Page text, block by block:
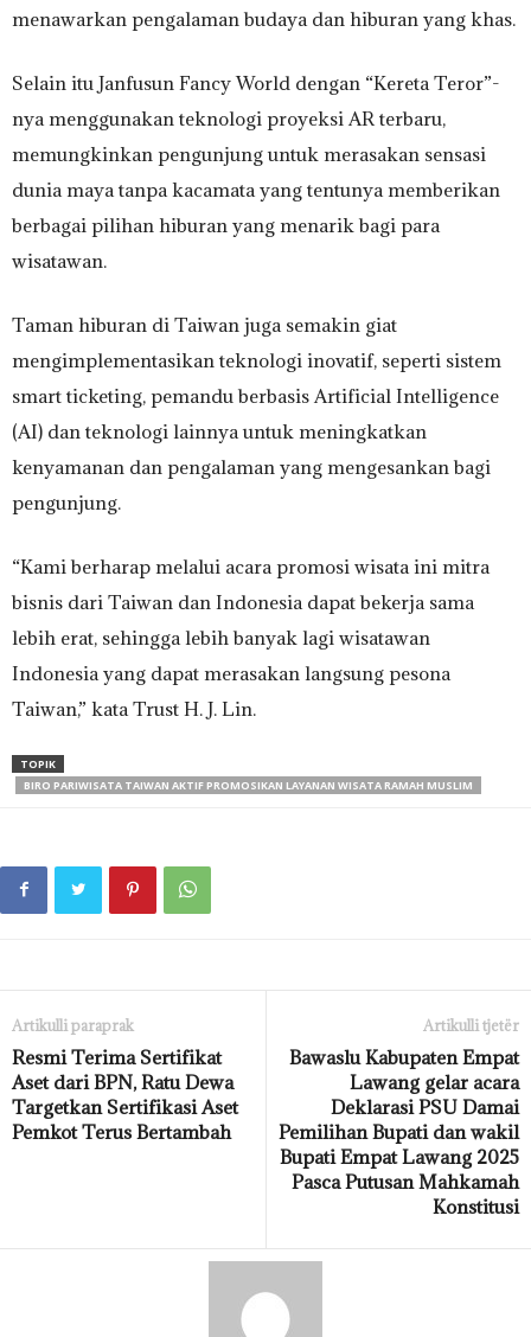
menawarkan pengalaman budaya dan hiburan yang khas.
Selain itu Janfusun Fancy World dengan “Kereta Teror”-
nya menggunakan teknologi proyeksi AR terbaru,
memungkinkan pengunjung untuk merasakan sensasi
dunia maya tanpa kacamata yang tentunya memberikan
berbagai pilihan hiburan yang menarik bagi para
wisatawan.
Taman hiburan di Taiwan juga semakin giat
mengimplementasikan teknologi inovatif, seperti sistem
smart ticketing, pemandu berbasis Artificial Intelligence
(AI) dan teknologi lainnya untuk meningkatkan
kenyamanan dan pengalaman yang mengesankan bagi
pengunjung.
“Kami berharap melalui acara promosi wisata ini mitra
bisnis dari Taiwan dan Indonesia dapat bekerja sama
lebih erat, sehingga lebih banyak lagi wisatawan
Indonesia yang dapat merasakan langsung pesona
Taiwan,” kata Trust H. J. Lin.
TOPIK
BIRO PARIWISATA TAIWAN AKTIF PROMOSIKAN LAYANAN WISATA RAMAH MUSLIM
Artikulli paraprak
Resmi Terima Sertifikat
Aset dari BPN, Ratu Dewa
Targetkan Sertifikasi Aset
Pemkot Terus Bertambah
Artikulli tjetër
Bawaslu Kabupaten Empat
Lawang gelar acara
Deklarasi PSU Damai
Pemilihan Bupati dan wakil
Bupati Empat Lawang 2025
Pasca Putusan Mahkamah
Konstitusi